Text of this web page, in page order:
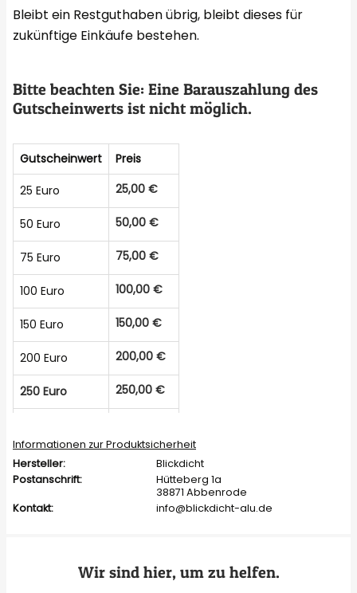
Bleibt ein Restguthaben übrig, bleibt dieses für
zukünftige Einkäufe bestehen.
Bitte beachten Sie: Eine Barauszahlung des
Gutscheinwerts ist nicht möglich.
Gutscheinwert
Preis
25 Euro
25,00 €
50 Euro 50,00 €
75 Euro 75,00 €
100 Euro 100,00 €
150 Euro 150,00 €
200 Euro 200,00 €
250 Euro 250,00 €
400 Euro 400,00 €
500,00 €
Informationen zur Produktsicherheit
Hersteller:
Blickdicht
Postanschrift:
Hütteberg 1a
38871 Abbenrode
Kontakt:
info@blickdicht-alu.de
Wir sind hier, um zu helfen.